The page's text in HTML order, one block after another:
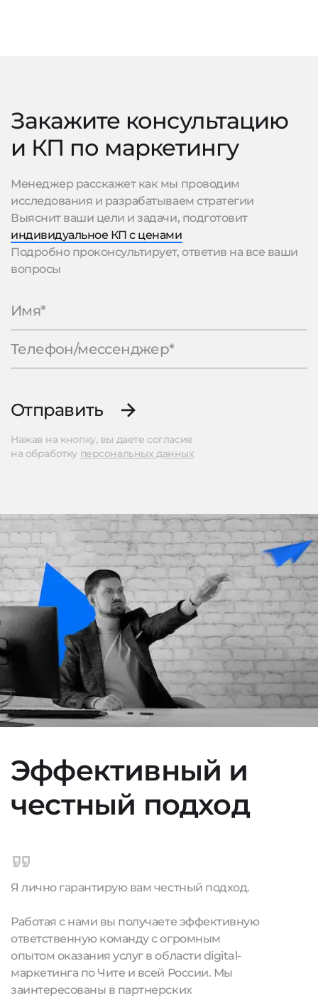
Закажите консультацию
и КП по маркетингу
Менеджер расскажет как мы проводим
исследования и разрабатываем стратегии
Выяснит ваши цели и задачи, подготовит
индивидуальное КП с ценами
Подробно проконсультирует, ответив на все ваши
вопросы
Отправить
Нажав на кнопку, вы даете согласие
на обработку персональных данных
Эффективный и
честный подход
Я лично гарантирую вам честный подход.
Работая с нами вы получаете эффективную
ответственную команду с огромным
опытом оказания услуг в области digital-
маркетинга по Чите и всей России. Мы
заинтересованы в партнерских